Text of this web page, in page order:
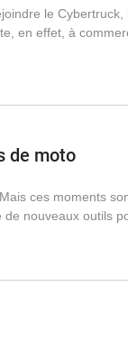
le
en effet, à
de moto
ces moments
nouveaux outils